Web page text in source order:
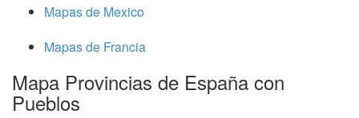
Mapas de Mexico
Mapas de Francia
Mapa Provincias de España con
Pueblos